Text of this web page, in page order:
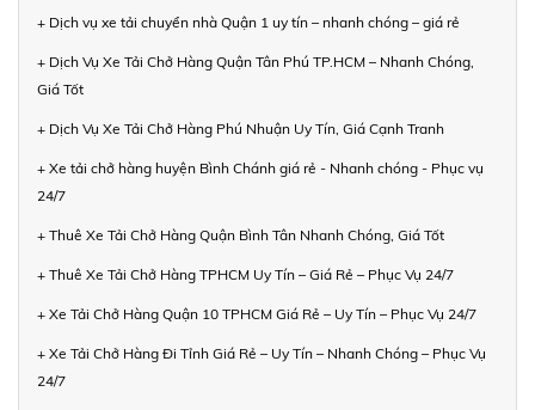
+ Dịch vụ xe tải chuyển nhà Quận 1 uy tín – nhanh chóng – giá rẻ
+ Dịch Vụ Xe Tải Chở Hàng Quận Tân Phú TP.HCM – Nhanh Chóng,
Giá Tốt
+ Dịch Vụ Xe Tải Chở Hàng Phú Nhuận Uy Tín, Giá Cạnh Tranh
+ Xe tải chở hàng huyện Bình Chánh giá rẻ - Nhanh chóng - Phục vụ
24/7
+ Thuê Xe Tải Chở Hàng Quận Bình Tân Nhanh Chóng, Giá Tốt
+ Thuê Xe Tải Chở Hàng TPHCM Uy Tín – Giá Rẻ – Phục Vụ 24/7
+ Xe Tải Chở Hàng Quận 10 TPHCM Giá Rẻ – Uy Tín – Phục Vụ 24/7
+ Xe Tải Chở Hàng Đi Tỉnh Giá Rẻ – Uy Tín – Nhanh Chóng – Phục Vụ
24/7